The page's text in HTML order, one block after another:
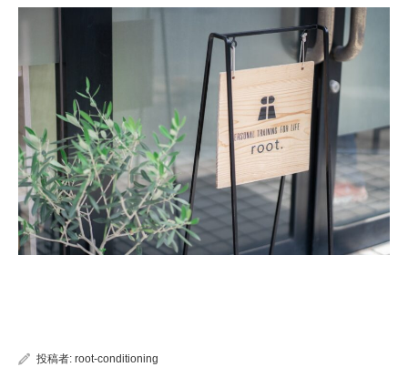
投稿者: root-conditioning